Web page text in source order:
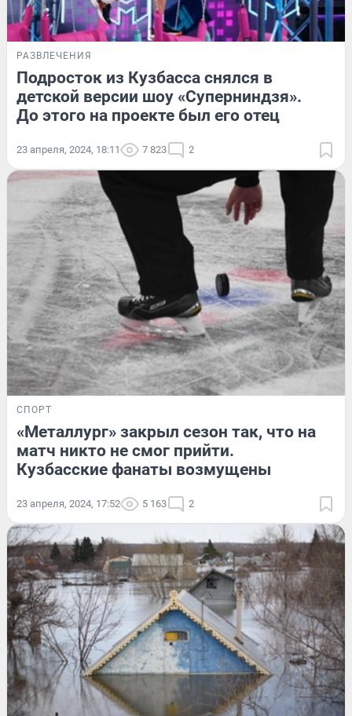
РАЗВЛЕЧЕНИЯ
Подросток из Кузбасса снялся в
детской версии шоу «Суперниндзя».
До этого на проекте был его отец
23 апреля, 2024, 18:11 7 823 2
СПОРТ
«Металлург» закрыл сезон так, что на
матч никто не смог прийти.
Кузбасские фанаты возмущены
23 апреля, 2024, 17:52 5 163 2